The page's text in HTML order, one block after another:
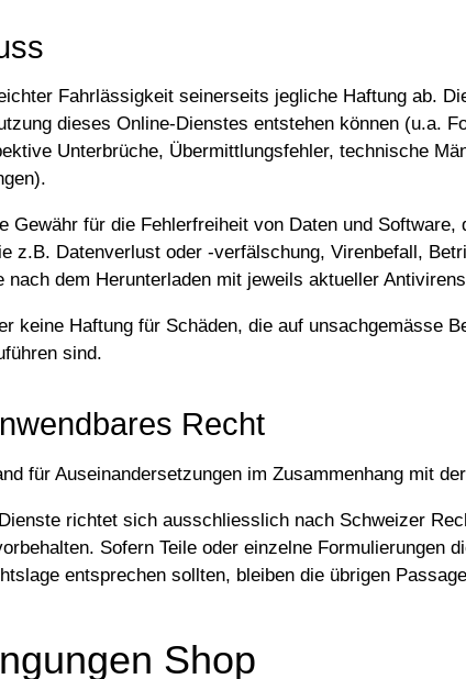
Fahrlässigkeit seinerseits jegliche Haftung ab.
dieses Online-Dienstes entstehen können (u.a.
Unterbrüche, Übermittlungsfehler, technische
Gewähr für die Fehlerfreiheit von Daten und
z.B. Datenverlust oder -verfälschung, Virenbefall,
nach dem Herunterladen mit jeweils aktueller
keine Haftung für Schäden, die auf unsachgemässe
sind.
Recht
für Auseinandersetzungen im Zusammenhang mit
richtet sich ausschliesslich nach Schweizer
Sofern Teile oder einzelne
entsprechen sollten, bleiben die übrigen
Shop